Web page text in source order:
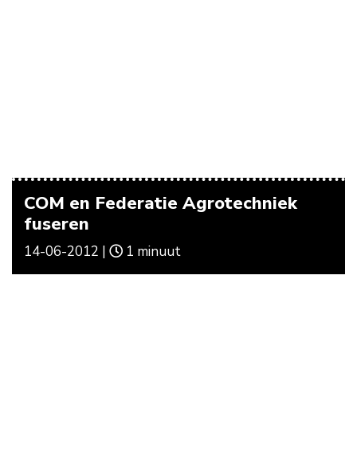
COM en Federatie Agrotechniek
fuseren
14-06-2012 | 1 minuut